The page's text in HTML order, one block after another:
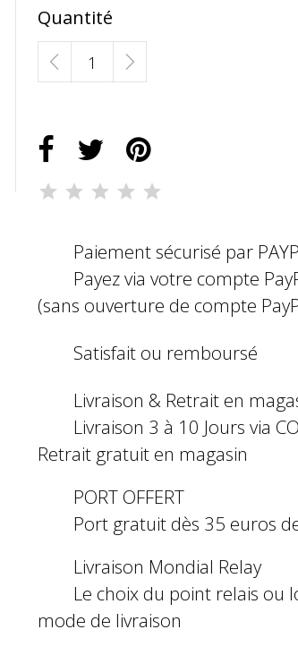
Quantité
Paiement sécurisé par
Payez via votre compte
(sans ouverture de compte
Satisfait ou remboursé
Livraison & Retrait en
Livraison 3 à 10 Jours via
Retrait gratuit en magasin
PORT OFFERT
Port gratuit dès 35 euros
Livraison Mondial Relay
Le choix du point relais ou
mode de livraison